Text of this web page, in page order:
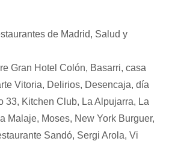
de Madrid, Salud y
Gran Hotel Colón, Basarri, casa
Vitoria, Delirios, Desencaja, día
33, Kitchen Club, La Alpujarra, La
Malaje, Moses, New York Burguer,
Sandó, Sergi Arola, Vi